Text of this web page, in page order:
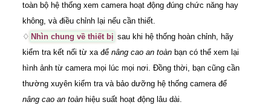
toàn bộ hệ thống xem camera hoạt động đúng chức năng hay
không, và điều chỉnh lại nếu cần thiết.
♢ Nhìn chung về thiết bị sau khi hệ thống hoàn chỉnh, hãy
kiểm tra kết nối từ xa để nâng cao an toàn bạn có thể xem lại
hình ảnh từ camera mọi lúc mọi nơi. Đồng thời, bạn cũng cần
thường xuyên kiểm tra và bảo dưỡng hệ thống camera để
nâng cao an toàn hiệu suất hoạt động lâu dài.